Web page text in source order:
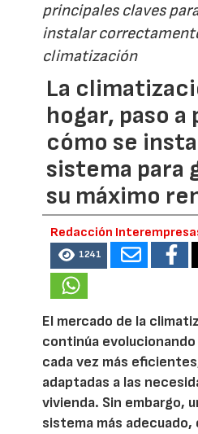
principales claves
instalar
climatización
La
hogar, paso a
cómo se
sistema para
su máximo
Redacción
1241
El mercado de la
continúa
cada vez más
adaptadas a las
vivienda. Sin embargo,
sistema más